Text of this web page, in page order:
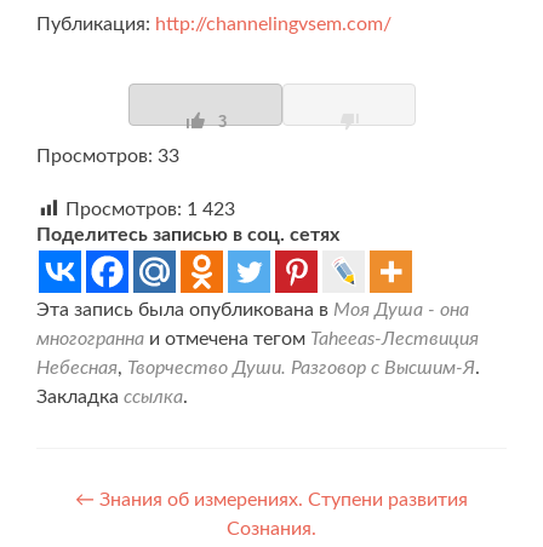
Публикация: http://channelingvsem.com/
3
Просмотров: 33
Просмотров: 1 423
Поделитесь записью в соц. сетях
Эта запись была опубликована в Моя Душа - она
многогранна и отмечена тегом Taheeas-Лествиция
Небесная, Творчество Души. Разговор с Высшим-Я.
Закладка ссылка.
Навигация
← Знания об измерениях. Ступени развития
Сознания.